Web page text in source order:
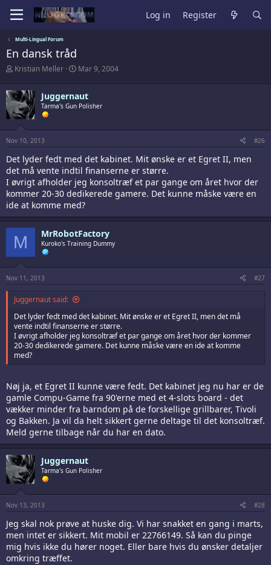
Log in Register
Multi-Lingual Forum
En dansk tråd
T
r
e
a
d
s
a
r
t
e
r
Kristian Meller
S
a
r
t
e
Mar 9, 2004
Juggernaut
Tarma's Gun Polisher
Nov 10, 2013 #26
Det lyder fedt med det kabinet. Mit ønske er et Egret II, men
det må vente indtil finanserne er større.
I øvrigt afholder jeg konsoltræf et par gange om året hvor der
kommer 20-30 dedikerede gamere. Det kunne måske være en
ide at komme med?
M MrRobotFactory
Kuroko's Training Dummy
Nov 11, 2013 #27
Juggernaut said:
Det lyder fedt med det kabinet. Mit ønske er et Egret II, men det må
vente indtil finanserne er større.
I øvrigt afholder jeg konsoltræf et par gange om året hvor der kommer
20-30 dedikerede gamere. Det kunne måske være en ide at komme
med?
Nøj ja, et Egret II kunne være fedt. Det kabinet jeg nu har er de
gamle Compu-Game fra 90'erne med et 4-slots board - det
vækker minder fra barndom på de forskellige grillbarer, Tivoli
og Bakken. Ja vil da helt sikkert gerne deltage til det konsoltræf.
Meld gerne tilbage når du har en dato.
Juggernaut
Tarma's Gun Polisher
Nov 13, 2013 #28
Jeg skal nok prøve at huske dig. Vi har snakket en gang i marts,
men intet er sikkert. Mit mobil er 22766149. Så kan du pinge
mig hvis ikke du hører noget. Eller bare hvis du ønsker detaljer
omkring træffet.